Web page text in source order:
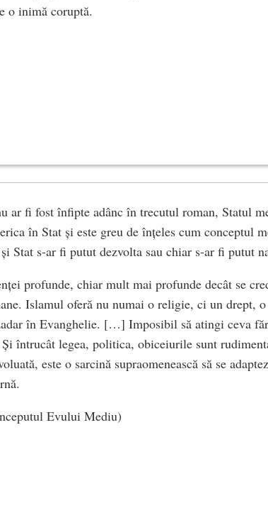
o inimă coruptă.
ar fi fost înfipte adânc în trecutul roman, Statul
în Stat și este greu de înțeles cum conceptul
Stat s-ar fi putut dezvolta sau chiar s-ar fi putut
profunde, chiar mult mai profunde decât se
Islamul oferă nu numai o religie, ci un drept,
în Evanghelie. […] Imposibil să atingi ceva
întrucât legea, politica, obiceiurile sunt
este o sarcină supraomenească să se
Evului Mediu)